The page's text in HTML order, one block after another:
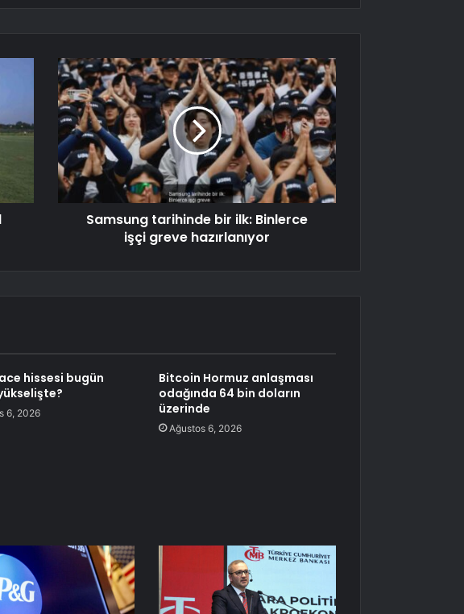
Samsung tarihinde bir ilk: Binlerce
işçi greve hazırlanıyor
hissesi bugün
6, 2026
Bitcoin Hormuz anlaşması
odağında 64 bin doların
üzerinde
Ağustos 6, 2026